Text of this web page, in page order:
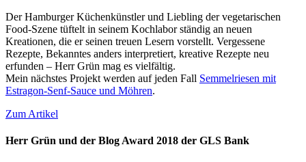
Der Hamburger Küchenkünstler und Liebling der vegetarischen
Food-Szene tüftelt in seinem Kochlabor ständig an neuen
Kreationen, die er seinen treuen Lesern vorstellt. Vergessene
Rezepte, Bekanntes anders interpretiert, kreative Rezepte neu
erfunden – Herr Grün mag es vielfältig.
Mein nächstes Projekt werden auf jeden Fall Semmelriesen mit
Estragon-Senf-Sauce und Möhren.
Zum Artikel
Herr Grün und der Blog Award 2018 der GLS Bank